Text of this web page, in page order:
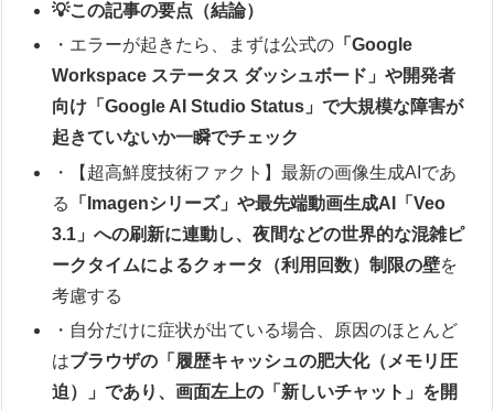
💡この記事の要点（結論）
・エラーが起きたら、まずは公式の 「Google
Workspace ステータス ダッシュボード」や開発者
向け「Google AI Studio Status」で大規模な障害が
起きていないか一瞬でチェック
・【超高鮮度技術ファクト】最新の画像生成AIであ
る
「Imagenシリーズ」や最先端動画生成AI「Veo
3.1」への刷新に連動し、夜間などの世界的な混雑ピ
ークタイムによるクォータ（利用回数）制限の壁を
考慮する
・自分だけに症状が出ている場合、原因のほとんど
はブラウザの「履歴キャッシュの肥大化（メモリ圧
迫）」であり、画面左上の「新しいチャット」を開